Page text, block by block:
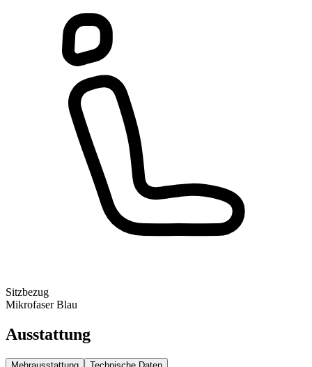
Sitzbezug
Mikrofaser Blau
Ausstattung